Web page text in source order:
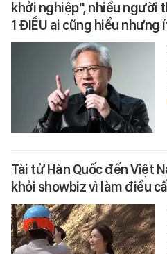
khởi nghiệp", nhiều người
1 ĐIỀU ai cũng hiểu
Tài tử Hàn Quốc đến Việt
khỏi showbiz vì làm điều